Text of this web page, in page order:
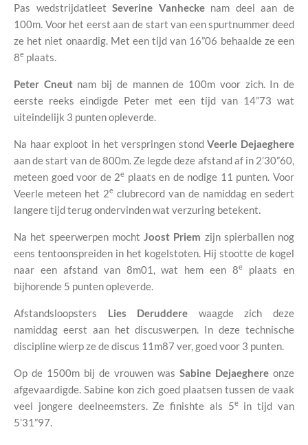
Pas wedstrijdatleetSeverine Vanheckenam deel aan de
100m. Voor het eerst aan de start van een spurtnummer deed
ze het niet onaardig. Met een tijd van 16”06 behaalde ze een
8e plaats.
Peter Cneutnam bij de mannen de 100m voor zich. In de
eerste reeks eindigde Peter met een tijd van 14”73 wat
uiteindelijk 3 punten opleverde.
Na haar exploot in het verspringen stondVeerle Dejaeghere
aan de start van de 800m. Ze legde deze afstand af in 2’30”60,
meteen goed voor de 2e plaats en de nodige 11 punten. Voor
Veerle meteen het 2e clubrecord van de namiddag en sedert
langere tijd terug ondervinden wat verzuring betekent.
Na het speerwerpen mocht Joost Priem zijn spierballen nog
eens tentoonspreiden in het kogelstoten. Hij stootte de kogel
naar een afstand van 8m01, wat hem een 8e
plaats en
bijhorende 5 punten opleverde.
Afstandsloopsters Lies Deruddere waagde zich deze
namiddag eerst aan het discuswerpen. In deze technische
discipline wierp ze de discus 11m87 ver, goed voor 3 punten.
Op de 1500m bij de vrouwen was Sabine Dejaeghere onze
afgevaardigde. Sabine kon zich goed plaatsen tussen de vaak
veel jongere deelneemsters. Ze finishte als 5ein tijd van
5’31”97.